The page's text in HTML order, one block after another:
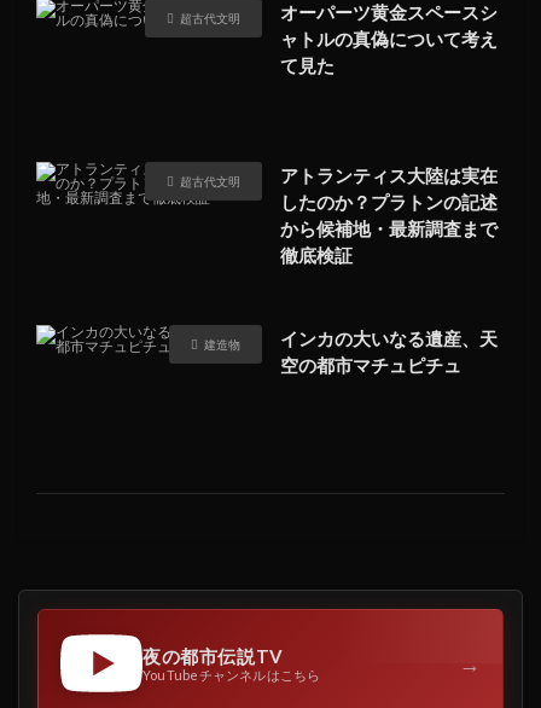
超古代文明
オーパーツ黄金スペースシ
ャトルの真偽について考え
て見た
超古代文明
アトランティス大陸は実在
したのか？プラトンの記述
から候補地・最新調査まで
徹底検証
建造物
インカの大いなる遺産、天
空の都市マチュピチュ
夜の都市伝説TV
YouTubeチャンネルはこちら →